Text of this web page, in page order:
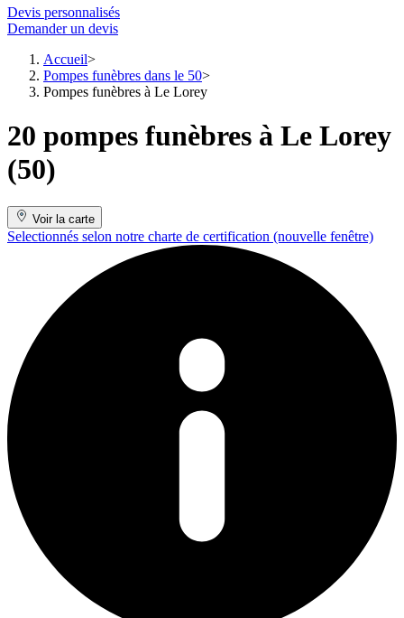
Devis personnalisés
Demander un devis
Accueil
Pompes funèbres dans le 50
Pompes funèbres à Le Lorey
20 pompes funèbres à Le Lorey
(50)
Voir la carte
Selectionnés selon notre charte de certification (nouvelle fenêtre)